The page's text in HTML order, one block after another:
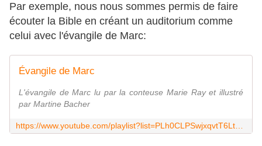
Par exemple, nous nous sommes permis de faire
écouter la Bible en créant un auditorium comme
celui avec l'évangile de Marc:
Évangile de Marc
L'évangile de Marc lu par la conteuse Marie Ray et illustré
par Martine Bacher